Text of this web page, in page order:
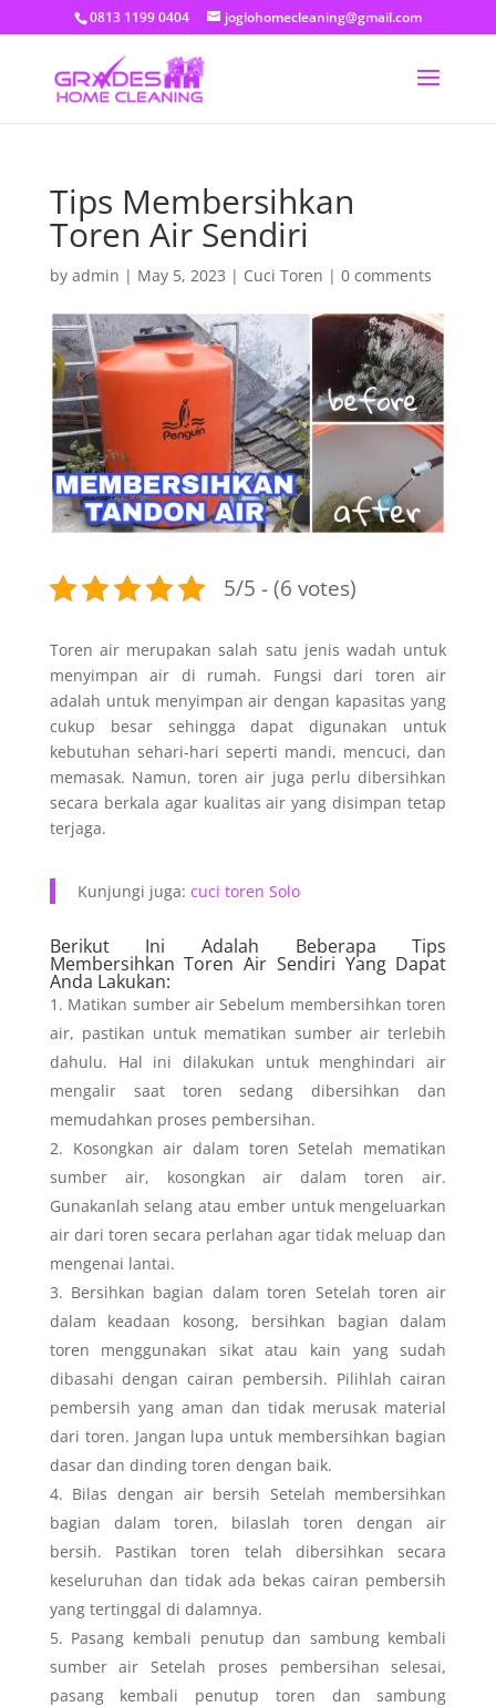
0813 1199 0404 joglohomecleaning@gmail.com
Tips Membersihkan
Toren Air Sendiri
by admin | May 5, 2023 | Cuci Toren | 0 comments
5/5 - (6 votes)
Toren air merupakan salah satu jenis wadah untuk
menyimpan air di rumah. Fungsi dari toren air
adalah untuk menyimpan air dengan kapasitas yang
cukup besar sehingga dapat digunakan untuk
kebutuhan sehari-hari seperti mandi, mencuci, dan
memasak. Namun, toren air juga perlu dibersihkan
secara berkala agar kualitas air yang disimpan tetap
terjaga.
Kunjungi juga: cuci toren Solo
Berikut Ini Adalah Beberapa Tips
Membersihkan Toren Air Sendiri Yang Dapat
Anda Lakukan:
Matikan sumber air Sebelum membersihkan toren
air, pastikan untuk mematikan sumber air terlebih
dahulu. Hal ini dilakukan untuk menghindari air
mengalir saat toren sedang dibersihkan dan
memudahkan proses pembersihan.
Kosongkan air dalam toren Setelah mematikan
sumber air, kosongkan air dalam toren air.
Gunakanlah selang atau ember untuk mengeluarkan
air dari toren secara perlahan agar tidak meluap dan
mengenai lantai.
Bersihkan bagian dalam toren Setelah toren air
dalam keadaan kosong, bersihkan bagian dalam
toren menggunakan sikat atau kain yang sudah
dibasahi dengan cairan pembersih. Pilihlah cairan
pembersih yang aman dan tidak merusak material
dari toren. Jangan lupa untuk membersihkan bagian
dasar dan dinding toren dengan baik.
Bilas dengan air bersih Setelah membersihkan
bagian dalam toren, bilaslah toren dengan air
bersih. Pastikan toren telah dibersihkan secara
keseluruhan dan tidak ada bekas cairan pembersih
yang tertinggal di dalamnya.
Pasang kembali penutup dan sambung kembali
sumber air Setelah proses pembersihan selesai,
pasang kembali penutup toren dan sambung